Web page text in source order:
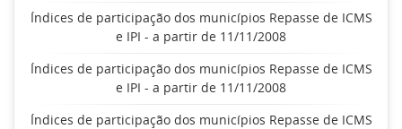
Índices de participação dos municípios Repasse de ICMS
e IPI - a partir de 11/11/2008
Índices de participação dos municípios Repasse de ICMS
e IPI - a partir de 11/11/2008
Índices de participação dos municípios Repasse de ICMS